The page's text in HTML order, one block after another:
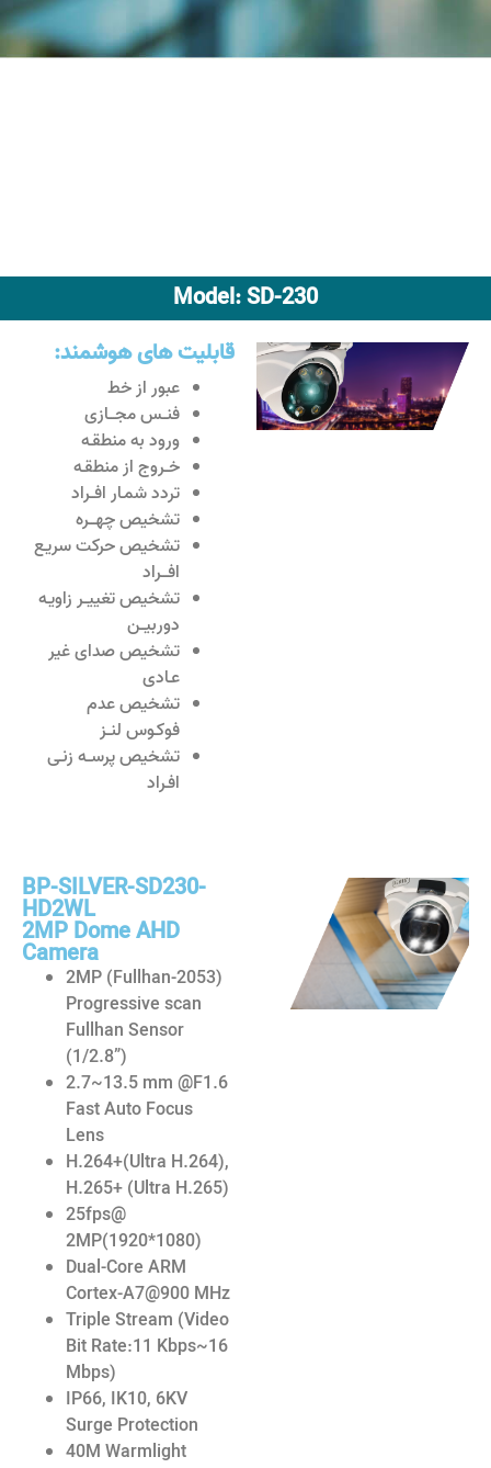
Model: SD-230
قابلیت های هوشمند:
عبور از خط
فنــس مجـــازی
ورود به منطقـه
خــروج از منطقـه
تردد شمـار افــراد
تشخیص چهـــره
تشخیص حرکت سریـع
افـــراد
تشخیص تغییــر زاویـه
دوربیــن
تشخیص صدای غیر
عـادی
تشخیص عدم
فوکـوس لنــز
تشخیص پرســه زنـی
افـراد
BP-SILVER-SD230-
HD2WL
2MP Dome AHD
Camera
2MP (Fullhan-2053)
Progressive scan
Fullhan Sensor
(1/2.8”)
2.7~13.5 mm @F1.6
Fast Auto Focus
Lens
H.264+(Ultra H.264),
H.265+ (Ultra H.265)
25fps@
2MP(1920*1080)
Dual-Core ARM
Cortex-A7@900 MHz
Triple Stream (Video
Bit Rate:11 Kbps~16
Mbps)
IP66, IK10, 6KV
Surge Protection
40M Warmlight